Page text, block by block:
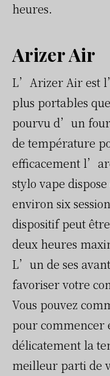
heures.
Arizer Air
L’Arizer Air est
plus portables
pourvu d’un four
de température
efficacement
stylo vape
environ six
dispositif peut
deux heures
L’un de ses
favoriser votre
Vous pouvez
pour commencer
délicatement la
meilleur parti de